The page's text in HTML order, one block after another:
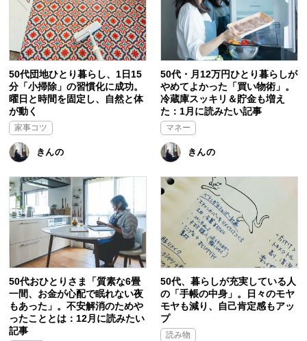
50代団地ひとり暮らし、1日15
分「小掃除」の習慣化に成功。
曜日と時間を固定し、自然と体
が動く
家事コツ
きんの
50代・月12万円ひとり暮らしが
やめてよかった「買い物術」。
冷蔵庫スッキリ＆貯金も増え
た：1月に読みたい記事
マネー
きんの
50代おひとりさま「質素な6畳
一間、お金が心配で眠れない夜
もあった」。不安解消のためや
ったこととは：12月に読みたい
記事
50代、暮らしが充実している人
の「手帳の中身」。日々のモヤ
モヤも減り、自己肯定感もアッ
プ
読み物